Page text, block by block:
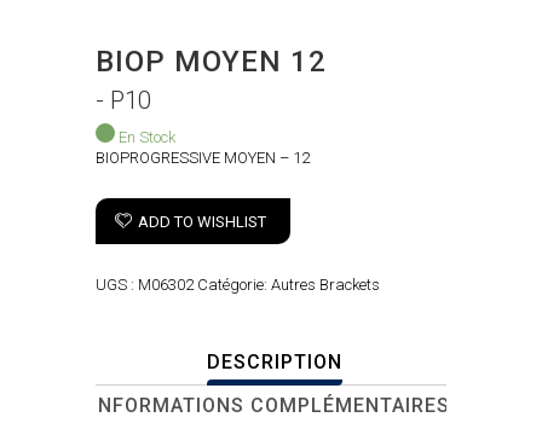
BIOP MOYEN 12
- P10
En Stock
BIOPROGRESSIVE MOYEN – 12
ADD TO WISHLIST
UGS : M06302 Catégorie: Autres Brackets
DESCRIPTION
INFORMATIONS COMPLÉMENTAIRES